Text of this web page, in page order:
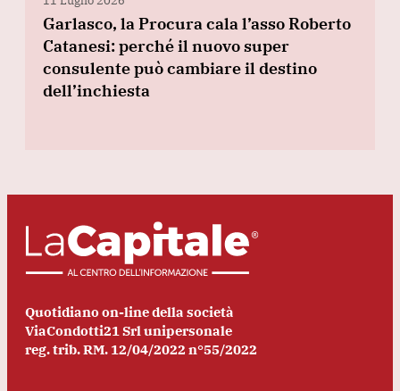
Garlasco, la Procura cala l’asso Roberto
Catanesi: perché il nuovo super
consulente può cambiare il destino
dell’inchiesta
Quotidiano on-line della società
ViaCondotti21 Srl unipersonale
reg. trib. RM. 12/04/2022 n°55/2022